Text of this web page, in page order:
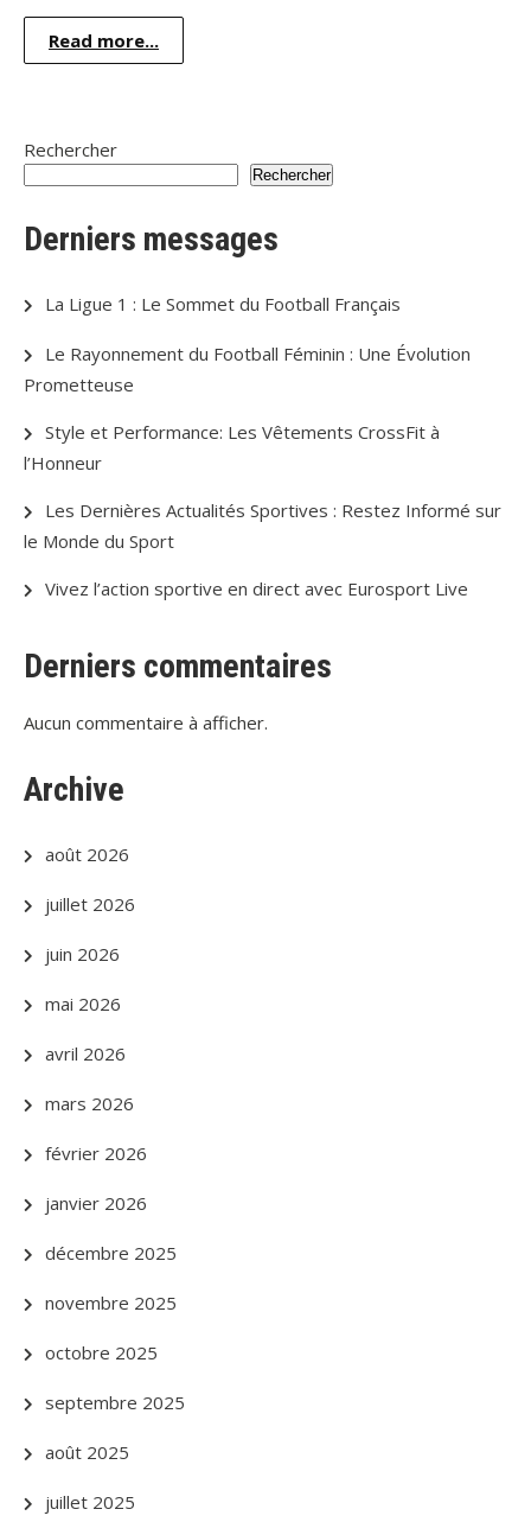
Read more...
Rechercher
Rechercher
Derniers messages
La Ligue 1 : Le Sommet du Football Français
Le Rayonnement du Football Féminin : Une Évolution
Prometteuse
Style et Performance: Les Vêtements CrossFit à
l’Honneur
Les Dernières Actualités Sportives : Restez Informé sur
le Monde du Sport
Vivez l’action sportive en direct avec Eurosport Live
Derniers commentaires
Aucun commentaire à afficher.
Archive
août 2026
juillet 2026
juin 2026
mai 2026
avril 2026
mars 2026
février 2026
janvier 2026
décembre 2025
novembre 2025
octobre 2025
septembre 2025
août 2025
juillet 2025